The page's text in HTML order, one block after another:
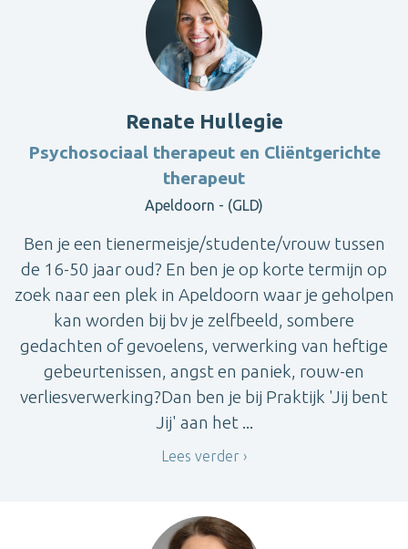
Renate Hullegie
Psychosociaal therapeut en Cliëntgerichte
therapeut
Apeldoorn - (GLD)
Ben je een tienermeisje/studente/vrouw tussen
de 16-50 jaar oud? En ben je op korte termijn op
zoek naar een plek in Apeldoorn waar je geholpen
kan worden bij bv je zelfbeeld, sombere
gedachten of gevoelens, verwerking van heftige
gebeurtenissen, angst en paniek, rouw-en
verliesverwerking?Dan ben je bij Praktijk 'Jij bent
Jij' aan het ...
Lees verder